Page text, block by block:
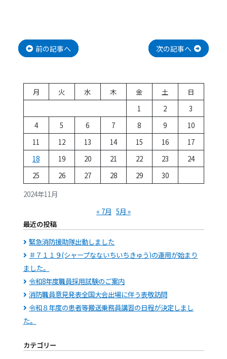
ナ
ビ
ョ
ン
前の記事へ 次の記事へ
2024年11月
月 火 水 木 金 土
日
1
2
3
4
5 6 7 8 9
10
11
12 13 14 15 16
17
18
19 20 21 22 23
24
25
26 27 28 29 30
« 7月 5月 »
最近の投稿
緊急消防援助隊出動しました
＃７１１９(シャープなないちいちきゅう)の運用が始まり
ました。
令和8年度職員採用試験のご案内
消防職員意見発表全国大会出場に伴う表敬訪問
令和８年度の患者等搬送乗務員講習の日程が決定しまし
た。
カテゴリー